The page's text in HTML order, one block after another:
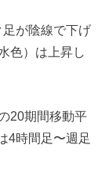
が陰線で下げ
色）は上昇し
20期間移動平
4時間足〜週足